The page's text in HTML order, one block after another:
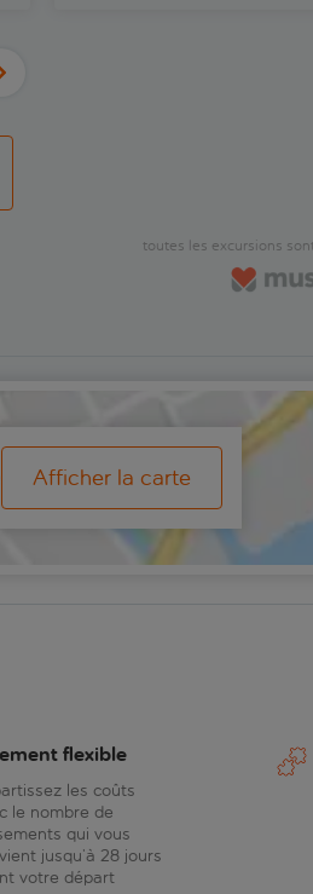
toutes les excursions
Afficher la carte
flexible
les coûts
le nombre de
qui vous
jusqu’à 28 jours
votre départ